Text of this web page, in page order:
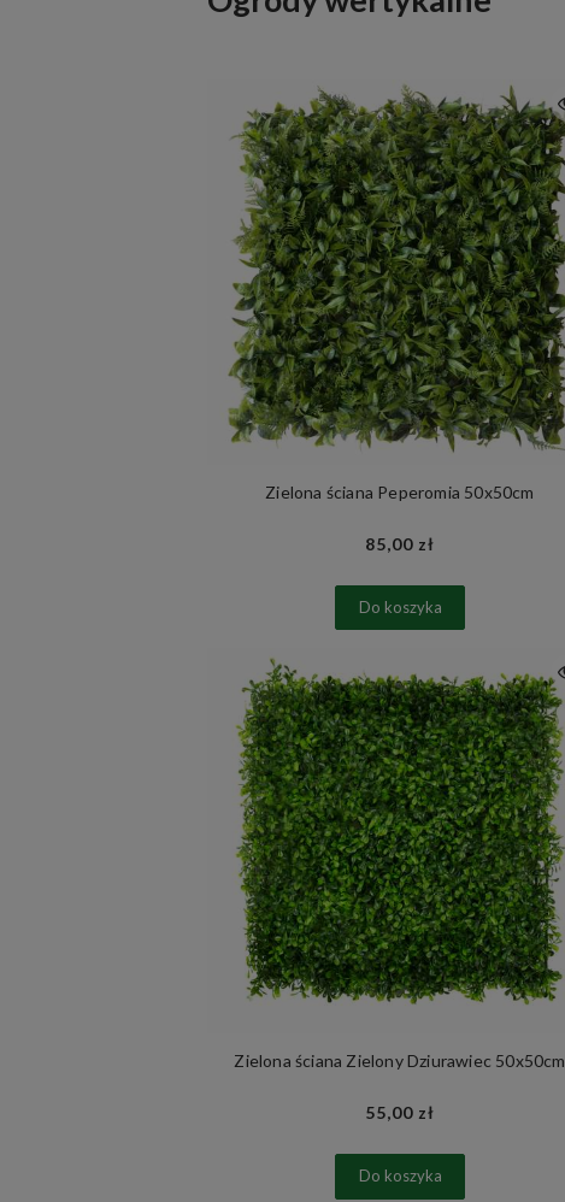
Zielona ściana Peperomia 50x50cm
85,00 zł
Do koszyka
Zielona ściana Zielony Dziurawiec 50x50cm
55,00 zł
Do koszyka